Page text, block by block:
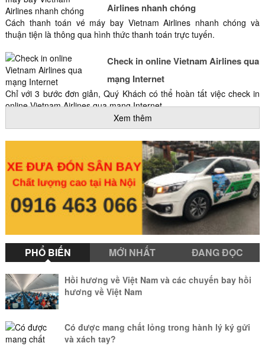
Airlines nhanh chóng
Cách thanh toán vé máy bay Vietnam Airlines nhanh chóng và
thuận tiện là thông qua hình thức thanh toán trực tuyến.
Check in online Vietnam Airlines qua
mạng Internet
Chỉ với 3 bước đơn giản, Quý Khách có thể hoàn tất việc check in
online Vietnam Airlines qua mạng Internet.
Đổi tên vé máy bay Vietnam Airlines
có khó không?
Đổi tên vé máy bay Vietnam Airlines có được không? Đổi tên vé
máy bay Vietnam Airlines có khó không? Mời bạn đọc cùng tôi tìm
câu trả lời qua nội dung bài viết này.
Đổi vé máy bay Vietnam Airlines nội
địa
Cách đổi vé máy bay Vietnam Airlines như thế nào? Có giống cách
đổi vé máy bay Jetstar không? Câu trả lời là không. Mời bạn đọc
Xem thêm
PHỔ BIẾN MỚI NHẤT ĐANG ĐỌC
Hồi hương về Việt Nam và các chuyến bay hồi
hương về Việt Nam
Có được mang chất lỏng trong hành lý ký gửi
và xách tay?